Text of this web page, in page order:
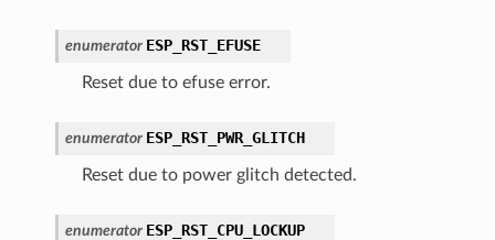
enumerator ESP_RST_EFUSE
Reset due to efuse error.
enumerator ESP_RST_PWR_GLITCH
Reset due to power glitch detected.
enumerator ESP_RST_CPU_LOCKUP